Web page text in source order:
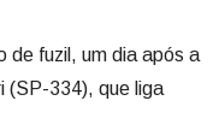
de fuzil, um dia após a
(SP-334), que liga